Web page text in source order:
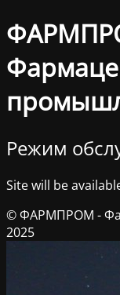
Режим
Site will be
© ФАРМПРОМ -
2025